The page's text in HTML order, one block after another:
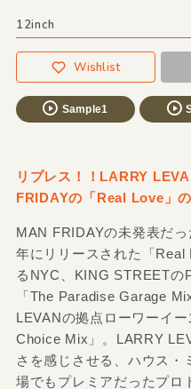
12inch
Wishlist
Sample1
リプレス！！LARRY
FRIDAYの「Real Love」の
MAN FRIDAYの未発表だ
年にリリースされた「
るNYC、KING STREETの
「The Paradise Garage
LEVANの拠点ローワーイ
Choice Mix」。LARRY
さを感じさせる、ハウス・
場でもプレミアだったプロ